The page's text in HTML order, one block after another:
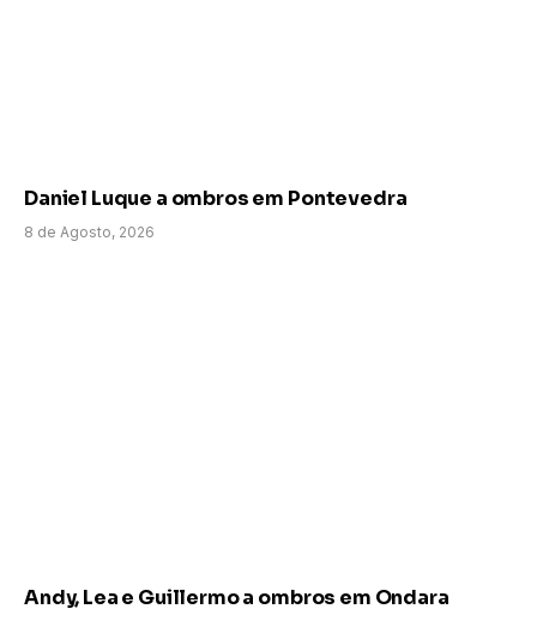
Daniel Luque a ombros em Pontevedra
8 de Agosto, 2026
Andy, Lea e Guillermo a ombros em Ondara